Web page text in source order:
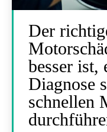
Der
besser ist,
Diagnose
schnellen